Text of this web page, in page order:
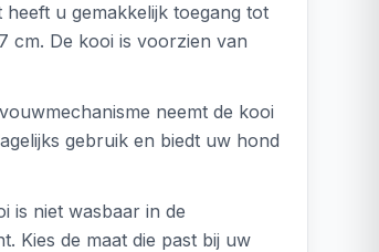
u gemakkelijk toegang tot
cm. De kooi is voorzien van
neemt de kooi
gebruik en biedt uw hond
is niet wasbaar in de
Kies de maat die past bij uw